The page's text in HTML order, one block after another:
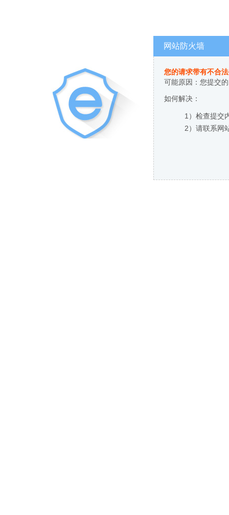
网站防火墙
您的请求带有不合
可能原因：您提交
如何解决：
1）检查提交
2）请联系网